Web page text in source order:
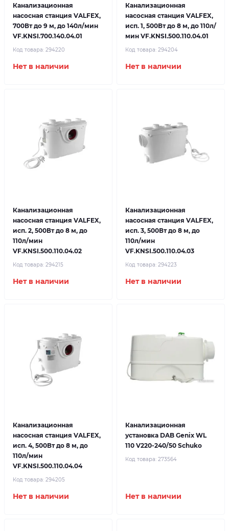
Канализационная
насосная станция VALFEX,
700Вт до 9 м, до 140л/мин
VF.KNSI.700.140.04.01
Код товара: 294220
Нет в наличии
Канализационная
насосная станция VALFEX,
исп. 1, 500Вт до 8 м, до 110л/
мин VF.KNSI.500.110.04.01
Код товара: 294204
Нет в наличии
Канализационная
насосная станция VALFEX,
исп. 2, 500Вт до 8 м, до
110л/мин
VF.KNSI.500.110.04.02
Код товара: 294215
Нет в наличии
Канализационная
насосная станция VALFEX,
исп. 3, 500Вт до 8 м, до
110л/мин
VF.KNSI.500.110.04.03
Код товара: 294223
Нет в наличии
Канализационная
насосная станция VALFEX,
исп. 4, 500Вт до 8 м, до
110л/мин
VF.KNSI.500.110.04.04
Код товара: 294205
Нет в наличии
Канализационная
установка DAB Genix WL
110 V220-240/50 Schuko
Код товара: 273564
Нет в наличии